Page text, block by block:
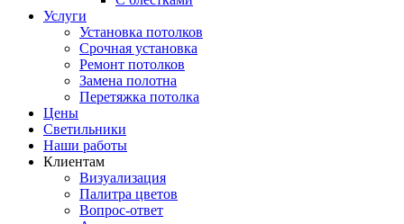
Услуги
Установка потолков
Срочная установка
Ремонт потолков
Замена полотна
Перетяжка потолка
Цены
Светильники
Наши работы
Клиентам
Визуализация
Палитра цветов
Вопрос-ответ